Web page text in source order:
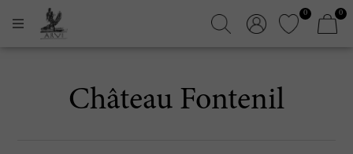
0 0
Château Fontenil